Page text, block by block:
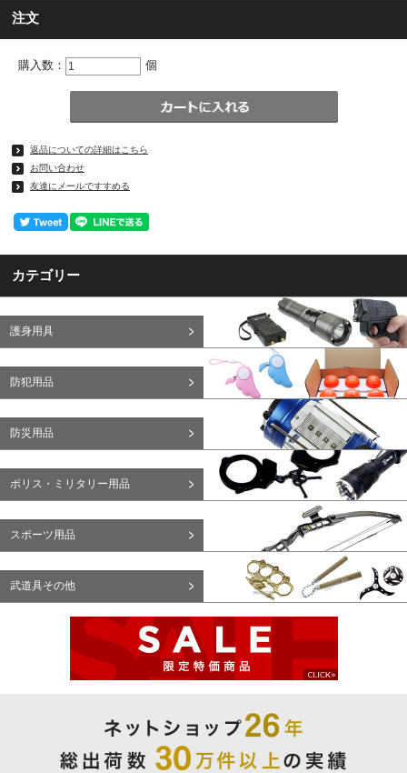
注文
購入数： 個
返品についての詳細はこちら
お問い合わせ
友達にメールですすめる
カテゴリー
護身用具
防犯用品
防災用品
ポリス・ミリタリー用品
スポーツ用品
武道具その他